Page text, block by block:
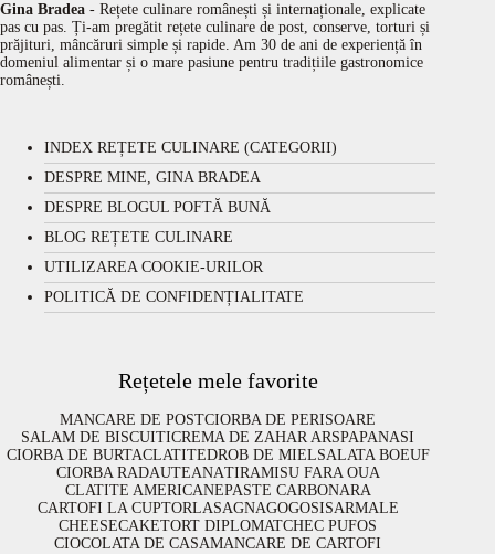
Gina Bradea - Rețete culinare românești și internaționale, explicate
pas cu pas. Ți-am pregătit rețete culinare de post, conserve, torturi și
prăjituri, mâncăruri simple și rapide. Am 30 de ani de experiență în
domeniul alimentar și o mare pasiune pentru tradițiile gastronomice
românești.
INDEX REȚETE CULINARE (CATEGORII)
DESPRE MINE, GINA BRADEA
DESPRE BLOGUL POFTĂ BUNĂ
BLOG REȚETE CULINARE
UTILIZAREA COOKIE-URILOR
POLITICĂ DE CONFIDENȚIALITATE
Rețetele mele favorite
MANCARE DE POSTCIORBA DE PERISOARE
SALAM DE BISCUITICREMA DE ZAHAR ARSPAPANASI
CIORBA DE BURTACLATITEDROB DE MIELSALATA BOEUF
CIORBA RADAUTEANATIRAMISU FARA OUA
CLATITE AMERICANEPASTE CARBONARA
CARTOFI LA CUPTORLASAGNAGOGOSISARMALE
CHEESECAKETORT DIPLOMATCHEC PUFOS
CIOCOLATA DE CASAMANCARE DE CARTOFI